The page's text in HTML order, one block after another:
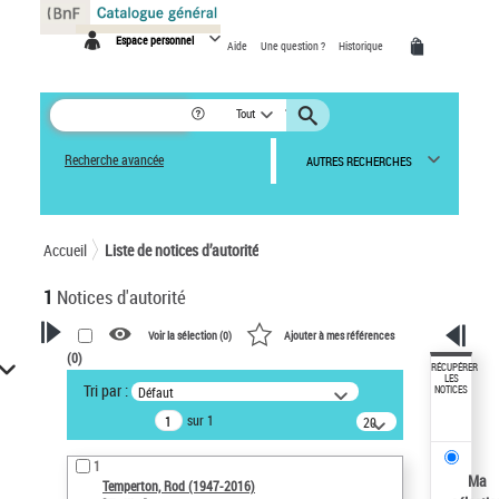
Espace personnel Aide Une question ? Historique
Tout
Recherche avancée AUTRES RECHERCHES
Accueil Liste de notices d’autorité
1 Notices d'autorité
VOTRE RECHERCHE
Recherche avancée dans les
notices d’autorité
Œuvres liées à l'auteur :
Temperton, Rod (1947-2016)
Voir la sélection (0) Ajouter à mes références
(0)
Tri par : Défaut
sur 1
20
résultats/page
1
Temperton, Rod (1947-2016)
RÉCUPÉRER
LES
NOTICES
Ma
Panneau de gestion des cookies